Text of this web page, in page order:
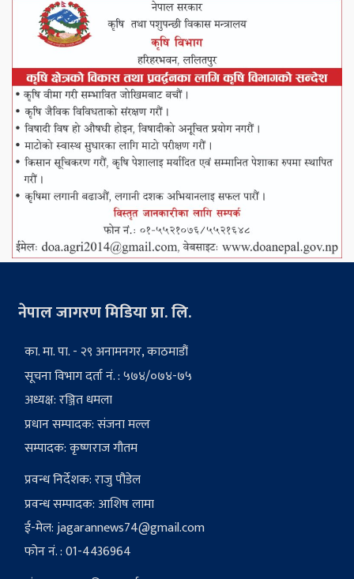
नेपाल जागरण मिडिया प्रा. लि.
का. मा. पा. - २९ अनामनगर, काठमाडौं
सूचना विभाग दर्ता नं. : ५७४/०७४-७५
अध्यक्ष: रञ्जित धमला
प्रधान सम्पादक: संजना मल्ल
सम्पादक: कृष्णराज गौतम
प्रवन्ध निर्देशक: राजु पौडेल
प्रवन्ध सम्पादक: आशिष लामा
ई-मेल:jagarannews74@gmail.com
फोन नं. : 01-4436964